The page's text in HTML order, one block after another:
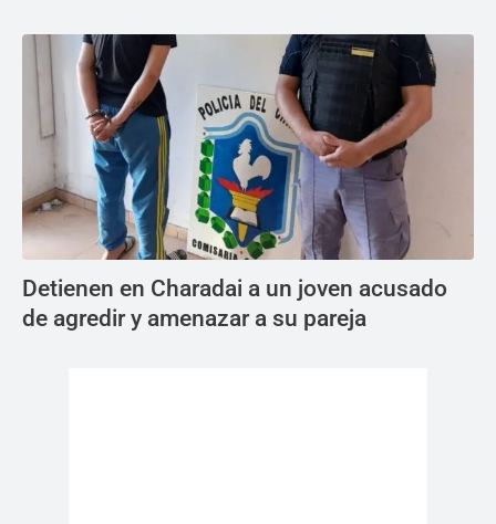
Detienen en Charadai a un joven acusado
de agredir y amenazar a su pareja